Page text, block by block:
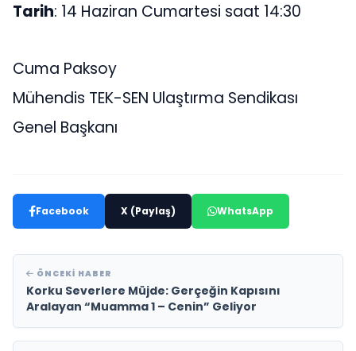
Tarih: 14 Haziran Cumartesi saat 14:30
Cuma Paksoy
Mühendis TEK-SEN Ulaştırma Sendikası
Genel Başkanı
Facebook X (Paylaş) WhatsApp
ÖNCEKI HABER
Korku Severlere Müjde: Gerçeğin Kapısını
Aralayan “Muamma 1 – Cenin” Geliyor